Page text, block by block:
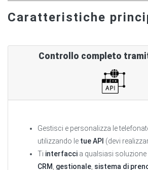
Caratteristiche
Controllo completo
Gestisci e personalizza le
utilizzando le tue API (devi
Ti interfacci a qualsiasi soluzione
CRM gestionale sistema di